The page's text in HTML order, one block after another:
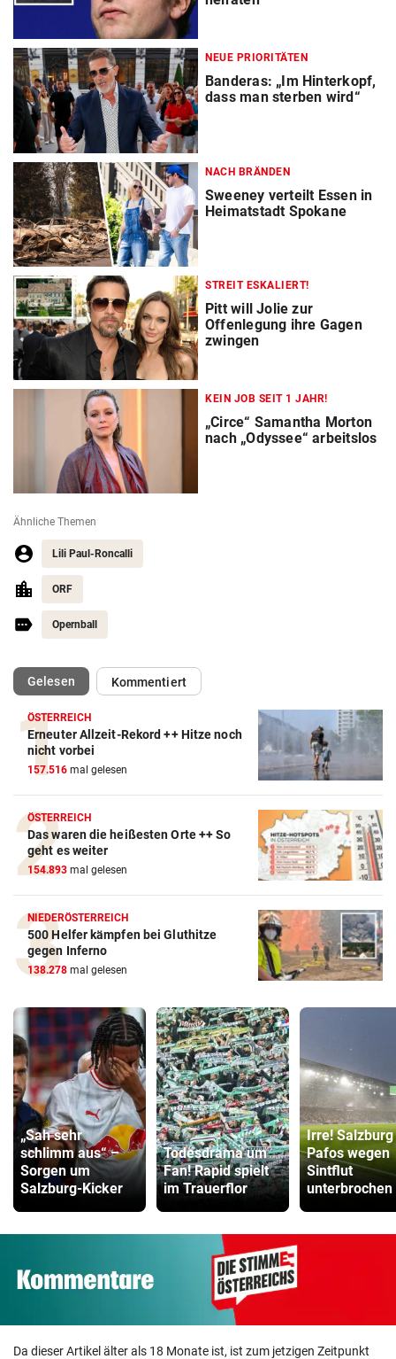
NEUE PRIORITÄTEN
Banderas: „Im Hinterkopf,
dass man sterben wird“
NACH BRÄNDEN
Sweeney verteilt Essen in
Heimatstadt Spokane
STREIT ESKALIERT!
Pitt will Jolie zur
Offenlegung ihre Gagen
zwingen
KEIN JOB SEIT 1 JAHR!
„Circe“ Samantha Morton
nach „Odyssee“ arbeitslos
Ähnliche Themen
Lili Paul-Roncalli
ORF
Opernball
Gelesen(ausgewählt)Kommentiert
ÖSTERREICH
Erneuter Allzeit-Rekord ++ Hitze noch
nicht vorbei
157.516 mal gelesen
ÖSTERREICH
Das waren die heißesten Orte ++ So
geht es weiter
154.893 mal gelesen
NIEDERÖSTERREICH
500 Helfer kämpfen bei Gluthitze
gegen Inferno
138.278 mal gelesen
„Sah sehr
schlimm aus“ –
Sorgen um
Salzburg-Kicker
Todesdrama um
Fan! Rapid spielt
im Trauerflor
Irre!
Pafos wegen
Sintflut
unterbrochen
Da dieser Artikel älter als 18 Monate ist, ist zum jetzigen Zeitpunkt